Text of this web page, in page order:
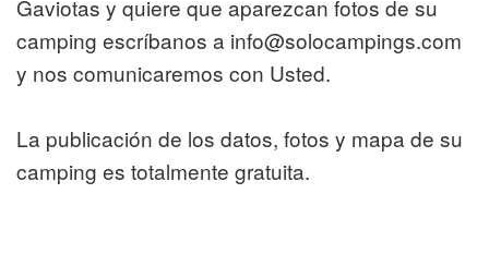
Gaviotas y quiere que aparezcan fotos de su
camping escríbanos a info@solocampings.com
y nos comunicaremos con Usted.
La publicación de los datos, fotos y mapa de su
camping es totalmente gratuita.